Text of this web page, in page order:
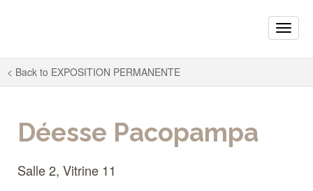
Toggle
< Back to EXPOSITION PERMANENTE
Déesse Pacopampa
Salle 2, Vitrine 11